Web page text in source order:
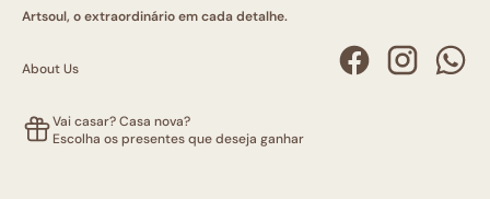
Artsoul, o extraordinário em cada detalhe.
About Us
Vai casar? Casa nova?
Escolha os presentes que deseja ganhar